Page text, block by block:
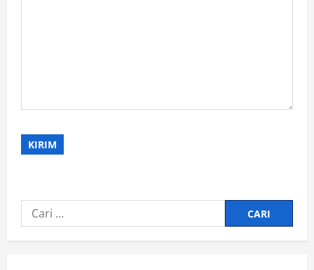
Cari
untuk: